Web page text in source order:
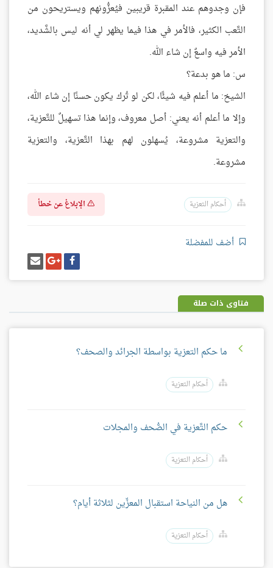
فإن وجدوهم عند المقبرة قريبين فيُعزُّونهم ويستريحون من
التَّعب الكثير، فالأمر في هذا فيما يظهر لي أنه ليس بالشَّديد،
الأمر فيه واسعٌ إن شاء الله.
س: ما هو بدعة؟
الشيخ: ما أعلم فيه شيئًا، لكن لو تُرك يكون حسنًا إن شاء الله،
وإلا ما أعلم أنه يعني: أصل معروف، وإنما هذا تسهيلٌ للتَّعزية،
والتعزية مشروعة، يُسهلون لهم بهذا التَّعزية، والتعزية
مشروعة.
أحكام التعزية الإبلاغ عن خطأ
أضف للمفضلة
شارك
على
فيسبوك
شارك
على
غوغل
بلس
إرسل
إيميل
فتاوى ذات صلة
ما حكم التعزية بواسطة الجرائد والصحف؟
أحكام التعزية
حكم التَّعزية في الصُّحف والمجلات
أحكام التعزية
هل من النياحة استقبال المعزِّين لثلاثة أيام؟
أحكام التعزية